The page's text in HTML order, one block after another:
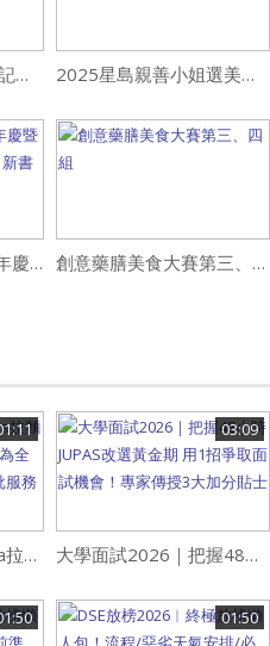
2026加州香港粵劇節記者招待會 2025星島親善小姐選美晚會
洛杉磯星島日報35周年慶暨《加州華人風雲人物錄》新書發佈酒會 創意藥膳美食大賽第三、四組
旺角朗豪坊「Chiikawa拉麵店」9月結業！開業一年 為全球首家海外分店 網民狠批服務欠奉:抵執
03:09
大學面試2026｜把握48小時JUPAS改選黃金期 用1招爭取面試機會！專家傳授3大加分貼士
01:50